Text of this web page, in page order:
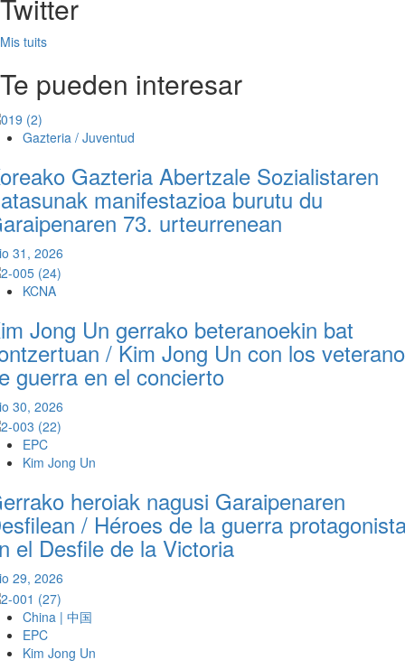
Twitter
Mis tuits
Te pueden interesar
Gazteria / Juventud
Gazteria Abertzale Sozialistaren
manifestazioa burutu du
73. urteurrenean
31, 2026
KCNA
Jong Un gerrako beteranoekin bat
/ Kim Jong Un con los
guerra en el concierto
30, 2026
EPC
Kim Jong Un
heroiak nagusi Garaipenaren
/ Héroes de la guerra
el Desfile de la Victoria
29, 2026
China | 中国
EPC
Kim Jong Un